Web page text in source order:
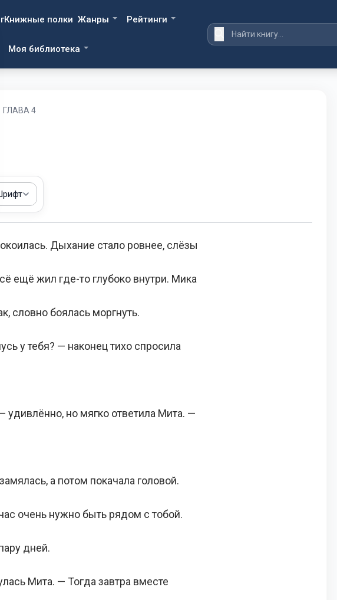
Книжные полки Жанры Рейтинги
Моя библиотека
ГЛАВА 4
Дыхание стало ровнее, слёзы
ещё жил где-то глубоко внутри. Мика
словно боялась моргнуть.
у тебя? — наконец тихо спросила
но мягко ответила Мита. —
а потом покачала головой.
очень нужно быть рядом с тобой.
дней.
Мита. — Тогда завтра вместе